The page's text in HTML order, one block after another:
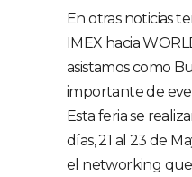
En otras noticias
IMEX hacia
asistamos como
importante de
Esta feria se
días, 21 al 23 de
el networking